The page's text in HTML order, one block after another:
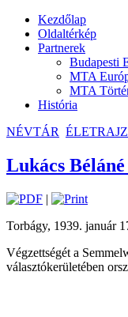
Kezdőlap
Oldaltérkép
Partnerek
Budapesti
MTA
MTA
História
NÉVTÁR
Lukács
|
Torbágy, 1939. január
Végzettségét a
választókerületében